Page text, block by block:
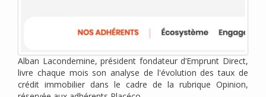
janvier 2016 (2)
novembre 2015 (9)
Alban Lacondemine, président fondateur d’Emprunt Direct,
livre chaque mois son analyse de l'évolution des taux de
crédit immobilier dans le cadre de la rubrique Opinion,